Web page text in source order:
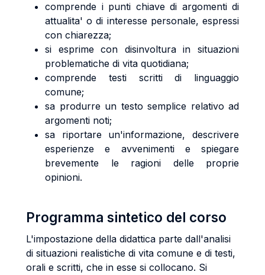
comprende i punti chiave di argomenti di
attualita' o di interesse personale, espressi
con chiarezza;
si esprime con disinvoltura in situazioni
problematiche di vita quotidiana;
comprende testi scritti di linguaggio
comune;
sa produrre un testo semplice relativo ad
argomenti noti;
sa riportare un'informazione, descrivere
esperienze e avvenimenti e spiegare
brevemente le ragioni delle proprie
opinioni.
Programma sintetico del corso
L'impostazione della didattica parte dall'analisi
di situazioni realistiche di vita comune e di testi,
orali e scritti, che in esse si collocano. Si